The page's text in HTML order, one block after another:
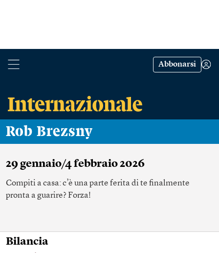
Abbonarsi
Rob Brezsny
29 gennaio/4 febbraio 2026
Compiti a casa: c’è una parte ferita di te finalmente
pronta a guarire? Forza!
Bilancia